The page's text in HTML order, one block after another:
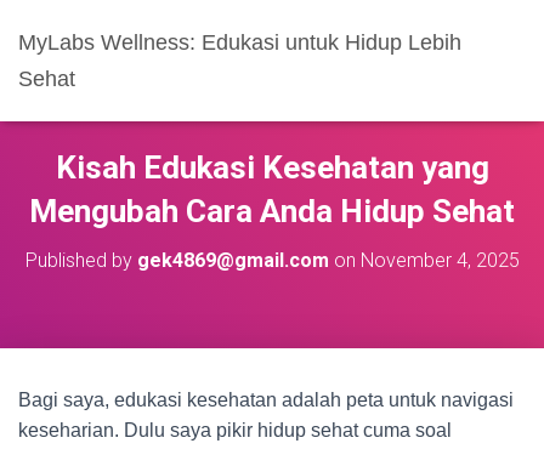
MyLabs Wellness: Edukasi untuk Hidup Lebih
Sehat
Kisah Edukasi Kesehatan yang
Mengubah Cara Anda Hidup Sehat
Published by gek4869@gmail.com on November 4, 2025
Bagi saya, edukasi kesehatan adalah peta untuk navigasi
keseharian. Dulu saya pikir hidup sehat cuma soal